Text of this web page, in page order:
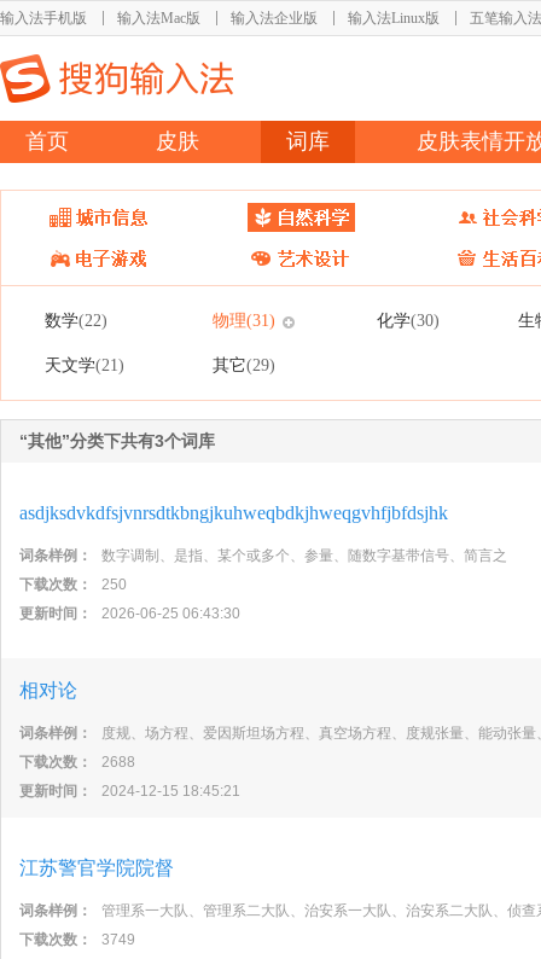
输入法手机版 输入法Mac版 输入法企业版 输入法Linux版 五笔输入法
首页 皮肤 词库 皮肤表情开
数学(22) 物理(31) 化学(30) 生
天文学(21) 其它(29)
“其他”分类下共有3个词库
asdjksdvkdfsjvnrsdtkbngjkuhweqbdkjhweqgvhfjbfdsjhk
词条样例：
数字调制、是指、某个或多个、参量、随数字基带信号、简言之
下载次数：
250
更新时间：
2026-06-25 06:43:30
相对论
词条样例：
度规、场方程、爱因斯坦场方程、真空场方程、度规张量、能动张
下载次数：
2688
更新时间：
2024-12-15 18:45:21
江苏警官学院院督
词条样例：
管理系一大队、管理系二大队、治安系一大队、治安系二大队、侦
下载次数：
3749